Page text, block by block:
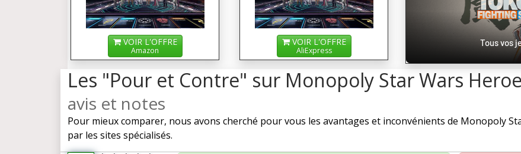
VOIR L'OFFRE
Amazon
VOIR L'OFFRE
AliExpress
Tous vos
Les "Pour et Contre" sur Monopoly Star Wars
avis et notes
Pour mieux comparer, nous avons cherché pour vous les avantages et inconvénients de Monopoly
par les sites spécialisés.